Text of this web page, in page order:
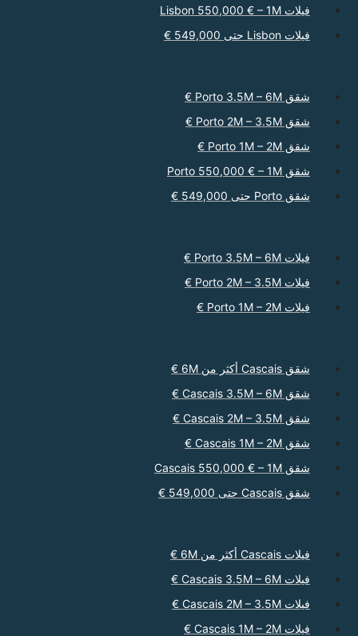
فيلات Lisbon 550,000 € – 1M
فيلات Lisbon حتى 549,000 €
شقق Porto 3.5M – 6M €
شقق Porto 2M – 3.5M €
شقق Porto 1M – 2M €
شقق Porto 550,000 € – 1M
شقق Porto حتى 549,000 €
فيلات Porto 3.5M – 6M €
فيلات Porto 2M – 3.5M €
فيلات Porto 1M – 2M €
شقق Cascais أكثر من 6M €
شقق Cascais 3.5M – 6M €
شقق Cascais 2M – 3.5M €
شقق Cascais 1M – 2M €
شقق Cascais 550,000 € – 1M
شقق Cascais حتى 549,000 €
فيلات Cascais أكثر من 6M €
فيلات Cascais 3.5M – 6M €
فيلات Cascais 2M – 3.5M €
فيلات Cascais 1M – 2M €